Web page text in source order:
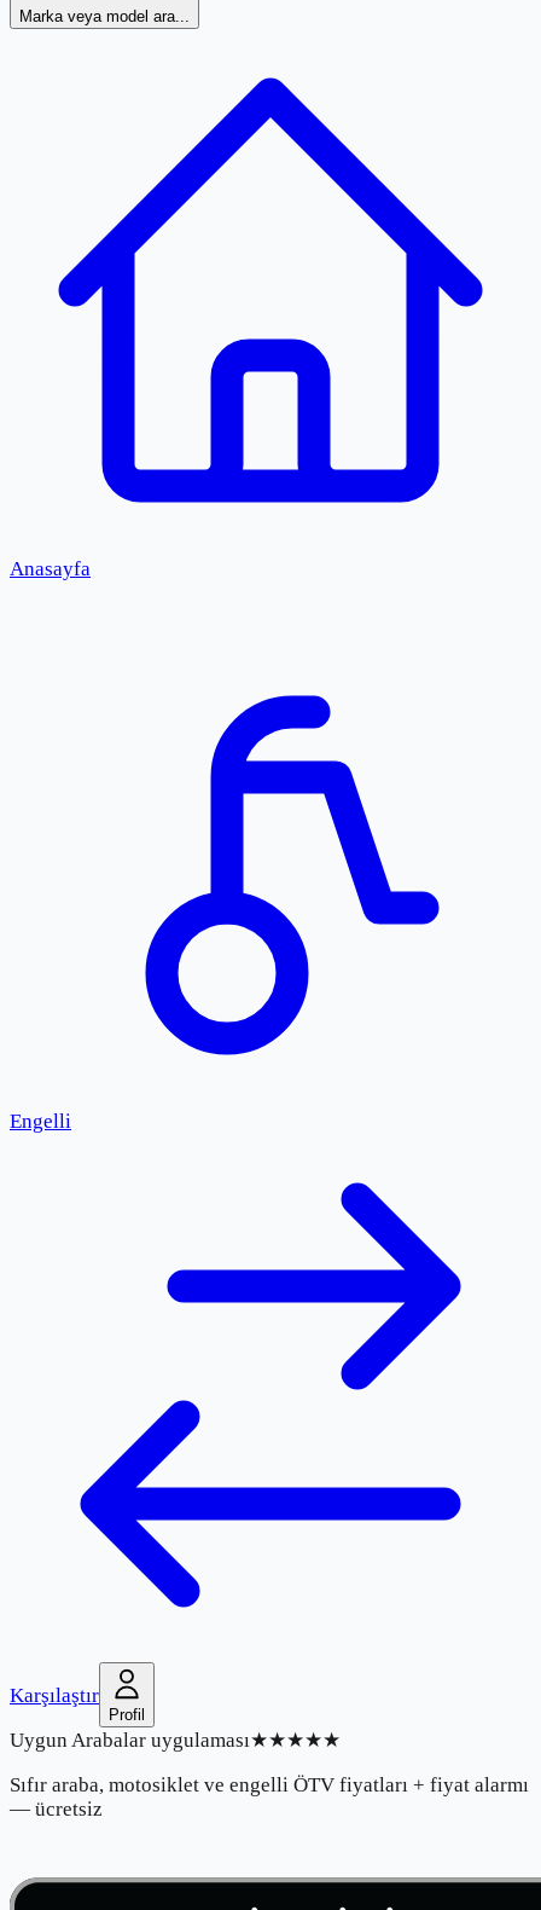
Marka veya model ara...
Anasayfa
Engelli
Karşılaştır
Profil
Uygun Arabalar uygulaması★★★★★
Sıfır araba, motosiklet ve engelli ÖTV fiyatları + fiyat alarmı
— ücretsiz